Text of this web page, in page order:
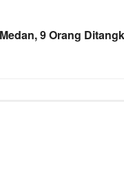
9 Orang